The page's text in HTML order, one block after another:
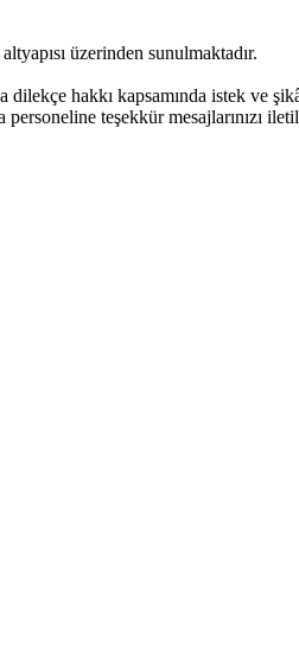
üzerinden sunulmaktadır.
hakkı kapsamında istek ve
teşekkür mesajlarınızı